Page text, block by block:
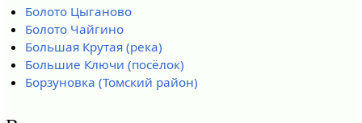
Болото Цыганово
Болото Чайгино
Большая Крутая (река)
Большие Ключи (посёлок)
Борзуновка (Томский район)